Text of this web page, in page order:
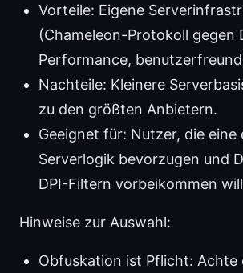
Vorteile: Eigene
(Chameleon-Protokoll gegen
Performance,
Nachteile: Kleinere
zu den größten Anbietern.
Geeignet für: Nutzer, die eine
Serverlogik bevorzugen und
DPI-Filtern vorbeikommen
Hinweise zur Auswahl:
Obfuskation ist Pflicht: Achte